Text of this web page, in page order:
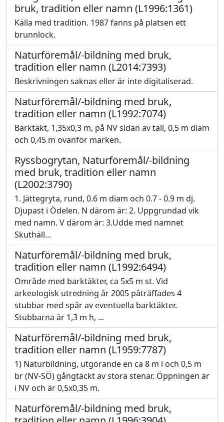
bruk, tradition eller namn (L1996:1361)
Källa med tradition. 1987 fanns på platsen ett
brunnlock.
Naturföremål/-bildning med bruk,
tradition eller namn (L2014:7393)
Beskrivningen saknas eller är inte digitaliserad.
Naturföremål/-bildning med bruk,
tradition eller namn (L1992:7074)
Barktäkt, 1,35x0,3 m, på NV sidan av tall, 0,5 m diam
och 0,45 m ovanför marken.
Ryssbogrytan, Naturföremål/-bildning
med bruk, tradition eller namn
(L2002:3790)
1. Jättegryta, rund, 0.6 m diam och 0.7 - 0.9 m dj.
Djupast i Ödelen. N därom är: 2. Uppgrundad vik
med namn. V därom är: 3.Udde med namnet
Skuthäll...
Naturföremål/-bildning med bruk,
tradition eller namn (L1992:6494)
Område med barktäkter, ca 5x5 m st. Vid
arkeologisk utredning år 2005 påträffades 4
stubbar med spår av eventuella barktäkter.
Stubbarna är 1,3 m h, ...
Naturföremål/-bildning med bruk,
tradition eller namn (L1959:7787)
1) Naturbildning, utgörande en ca 8 m l och 0,5 m
br (NV-SÖ) gångtäckt av stora stenar. Öppningen är
i NV och är 0,5x0,35 m.
Naturföremål/-bildning med bruk,